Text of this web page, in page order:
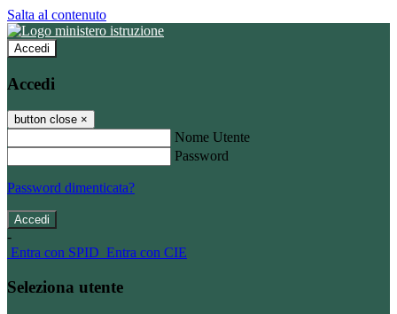
Salta al contenuto
Accedi
Accedi
button close ×
Nome Utente
Password
Password dimenticata?
-
Entra con SPID Entra con CIE
Seleziona utente